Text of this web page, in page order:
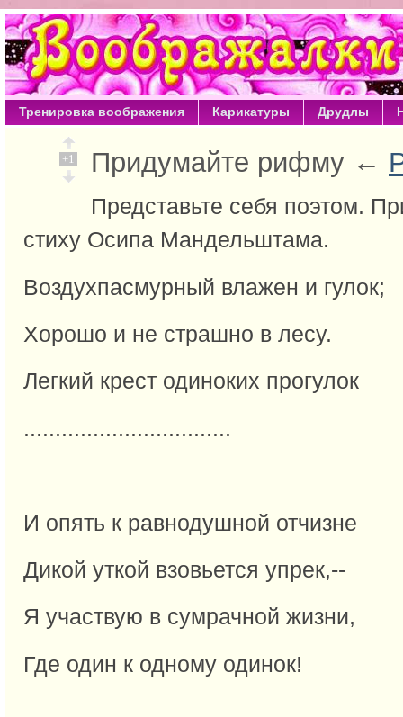
Тренировка воображения Карикатуры Друдлы
+1 Придумайте рифму ←
Представьте себя поэтом.
стиху Осипа Мандельштама.
Воздухпасмурный влажен и гулок;
Хорошо и не страшно в лесу.
Легкий крест одиноких прогулок
.................................
И опять к равнодушной отчизне
Дикой уткой взовьется упрек,--
Я участвую в сумрачной жизни,
Где один к одному одинок!